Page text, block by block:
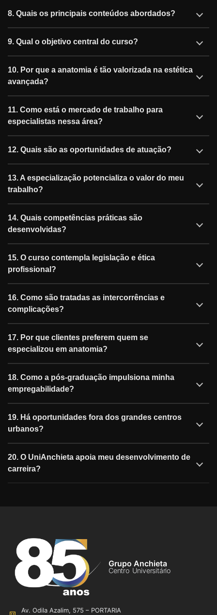
8. Quais os principais conteúdos abordados?
9. Qual o objetivo central do curso?
10. Por que a anatomia é tão valorizada na estética
avançada?
11. Como está o mercado de trabalho para
especialistas nessa área?
12. Quais são as oportunidades de atuação?
13. A especialização potencializa o valor do meu
trabalho?
14. Quais competências práticas são
desenvolvidas?
15. O curso contempla legislação e ética
profissional?
16. Como são tratadas as intercorrências e
complicações?
17. Por que clientes preferem quem se
especializou em anatomia?
18. Como a pós-graduação impulsiona minha
empregabilidade?
19. Há oportunidades fora dos grandes centros
urbanos?
20. O UniAnchieta apoia meu desenvolvimento de
carreira?
Grupo Anchieta
Centro Universitário
Av. Odila Azalim, 575 – PORTARIA